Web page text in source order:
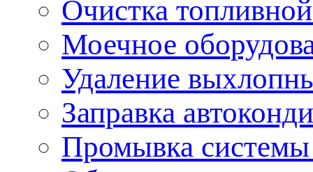
Очистка
Моечное
Удаление
Заправка
Промывка